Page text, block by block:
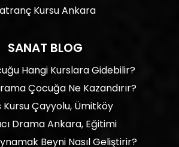
Kursu Ankara
SANAT BLOG
Hangi Kurslara Gidebilir?
Çocuğa Ne Kazandırır?
Kursu Çayyolu, Ümitköy
Drama Ankara, Eğitimi
Beyni Nasıl Geliştirir?